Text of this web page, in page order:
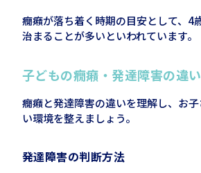
癇癪が落ち着く時期の目安として、 4
治まることが多いといわれています。
子どもの癇癪・発達障害の違い
癇癪と発達障害の違いを理解し、お
い環境を整えましょう。
発達障害の判断方法